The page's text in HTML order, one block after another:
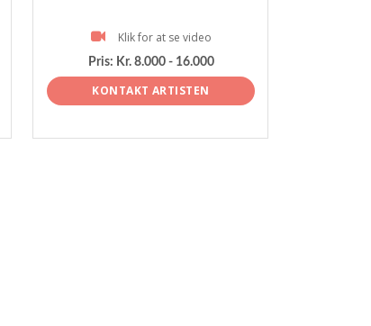
Klik for at se video
Pris: Kr. 8.000 - 16.000
KONTAKT ARTISTEN